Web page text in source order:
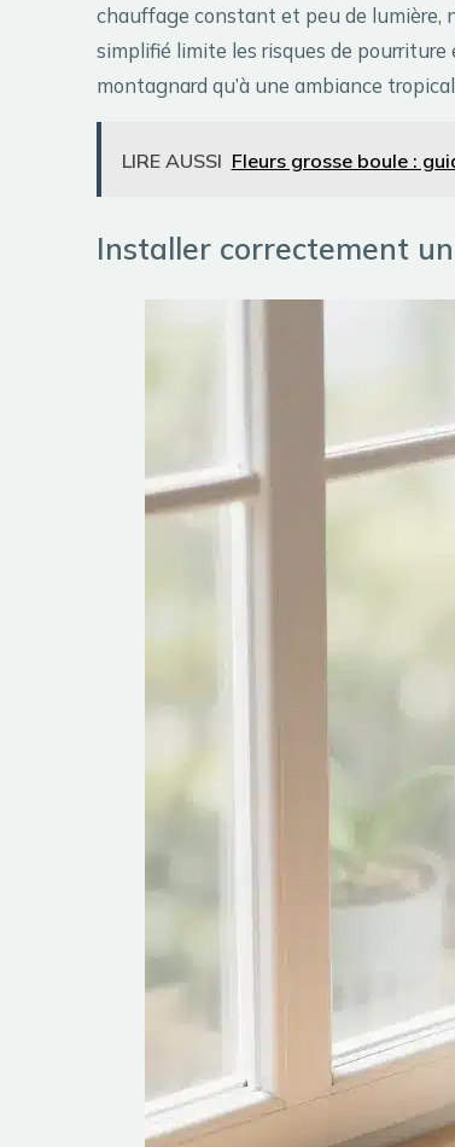
chauffage constant et peu de lumière,
simplifié limite les risques de
montagnard qu’à une ambiance
LIRE AUSSI Fleurs grosse boule :
Installer correctement